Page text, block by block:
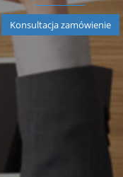
Konsultacja zamówienie